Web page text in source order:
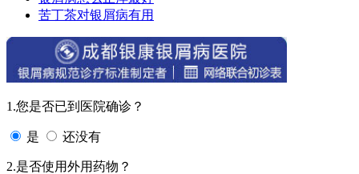
苦丁茶对银屑病有用
1.您是否已到医院确诊？
是 还没有
2.是否使用外用药物？